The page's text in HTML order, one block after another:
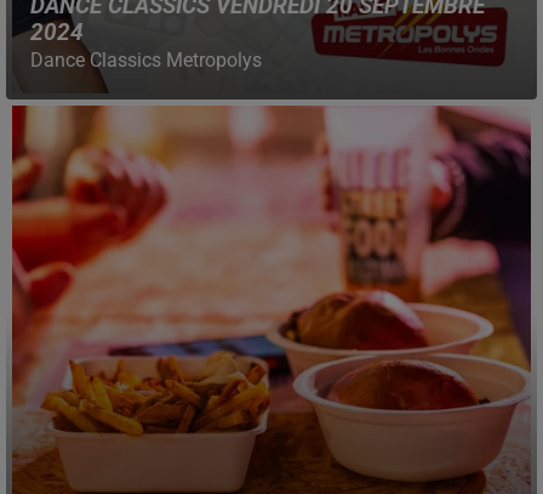
DANCE CLASSICS VENDREDI 20 SEPTEMBRE
2024
Dance Classics Metropolys